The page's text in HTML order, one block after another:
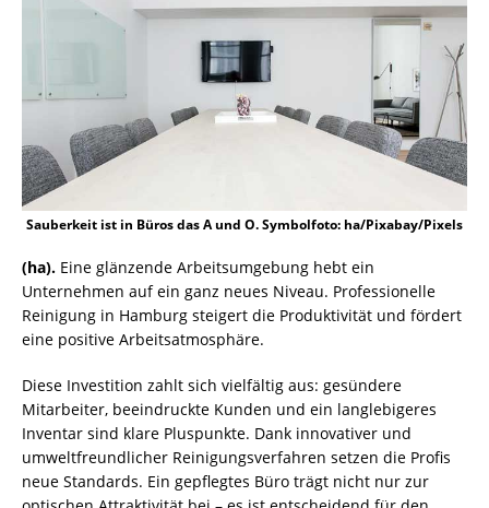
Sauberkeit ist in Büros das A und O. Symbolfoto: ha/Pixabay/Pixels
(ha). Eine glänzende Arbeitsumgebung hebt ein
Unternehmen auf ein ganz neues Niveau. Professionelle
Reinigung in Hamburg steigert die Produktivität und fördert
eine positive Arbeitsatmosphäre.
Diese Investition zahlt sich vielfältig aus: gesündere
Mitarbeiter, beeindruckte Kunden und ein langlebigeres
Inventar sind klare Pluspunkte. Dank innovativer und
umweltfreundlicher Reinigungsverfahren setzen die Profis
neue Standards. Ein gepflegtes Büro trägt nicht nur zur